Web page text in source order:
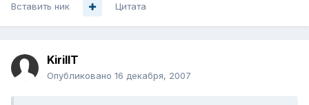
Вставить ник Цитата
KirillT
Опубликовано 16 декабря, 2007